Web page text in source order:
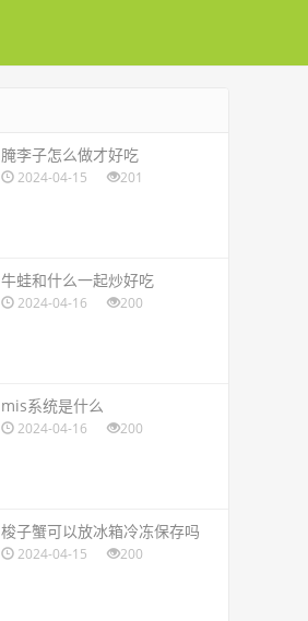
​腌李子怎么做才好吃
2024-04-15 201
​牛蛙和什么一起炒好吃
2024-04-16 200
​mis系统是什么
2024-04-16 200
​梭子蟹可以放冰箱冷冻保存吗
2024-04-15 200